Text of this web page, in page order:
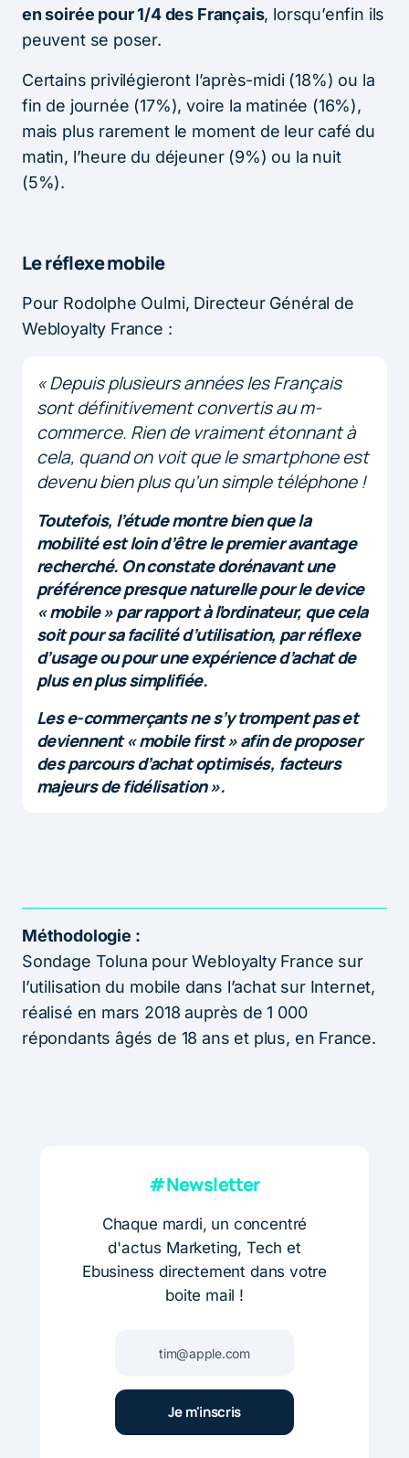
en soirée pour 1/4 des Français, lorsqu’enfin ils
peuvent se poser.
Certains privilégieront l’après-midi (18%) ou la
fin de journée (17%), voire la matinée (16%),
mais plus rarement le moment de leur café du
matin, l’heure du déjeuner (9%) ou la nuit
(5%).
Le réflexe mobile
Pour Rodolphe Oulmi, Directeur Général de
Webloyalty France :
« Depuis plusieurs années les Français
sont définitivement convertis au m-
commerce. Rien de vraiment étonnant à
cela, quand on voit que le smartphone est
devenu bien plus qu’un simple téléphone !
Toutefois, l’étude montre bien que la
mobilité est loin d’être le premier avantage
recherché. On constate dorénavant une
préférence presque naturelle pour le device
« mobile » par rapport à l’ordinateur, que cela
soit pour sa facilité d’utilisation, par réflexe
d’usage ou pour une expérience d’achat de
plus en plus simplifiée.
Les e-commerçants ne s’y trompent pas et
deviennent « mobile first » afin de proposer
des parcours d’achat optimisés, facteurs
majeurs de fidélisation ».
Méthodologie :
Sondage Toluna pour Webloyalty France sur
l’utilisation du mobile dans l’achat sur Internet,
réalisé en mars 2018 auprès de 1 000
répondants âgés de 18 ans et plus, en France.
#Newsletter
Chaque mardi, un concentré
d'actus Marketing, Tech et
Ebusiness directement dans votre
boite mail !